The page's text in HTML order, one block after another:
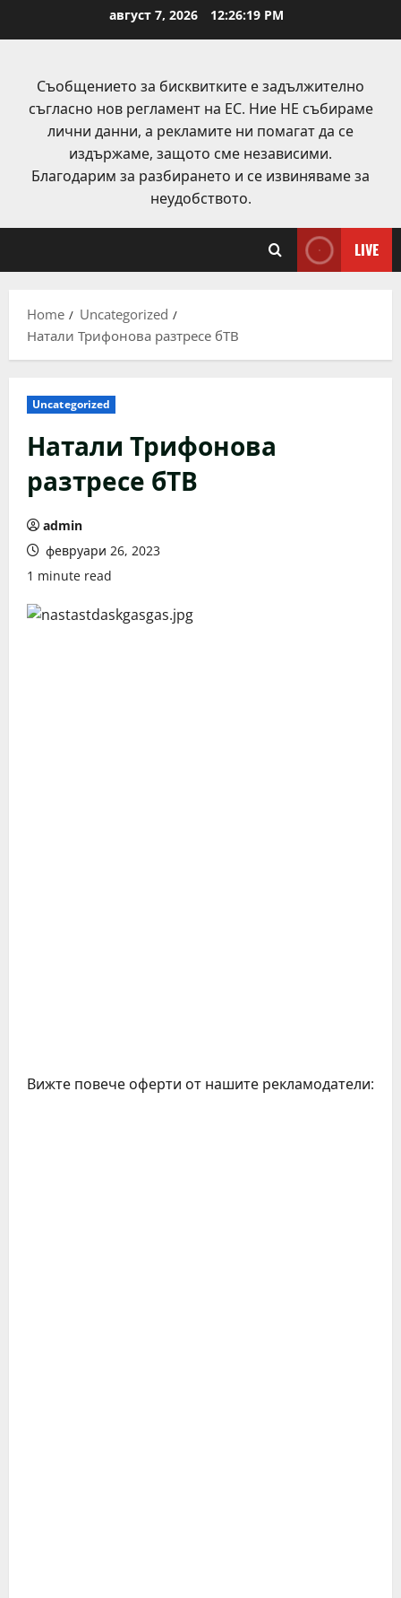
август 7, 2026 12:26:20 PM
Съобщението за бисквитките е задължително
съгласно нов регламент на ЕС. Ние НЕ събираме
лични данни, а рекламите ни помагат да се
издържаме, защото сме независими.
Благодарим за разбирането и се извиняваме за
неудобството.
LIVE
Home
Uncategorized
Натали Трифонова разтресе бТВ
Uncategorized
Натали Трифонова
разтресе бТВ
admin
февруари 26, 2023
1 minute read
Вижте повече оферти от нашите рекламодатели: